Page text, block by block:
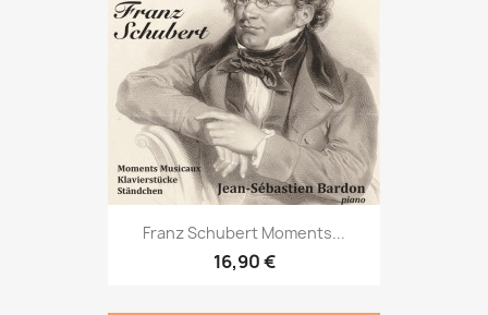
Franz Schubert Moments...
16,90 €